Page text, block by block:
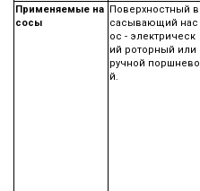
Применяемые на
сосы
Поверхностный в
сасывающий нас
ос - электрическ
ий роторный или
ручной поршнево
й.